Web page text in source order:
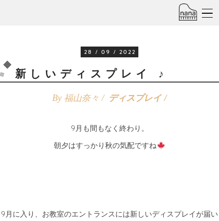
28 / 09 / 2022
新しいディスプレイ ♪
By 福山奈々 / ディスプレイ
9月も間もなく終わり。
朝夕はすっかり秋の気配ですね
9月に入り、お教室のエントランスには新しいディスプレイが届い